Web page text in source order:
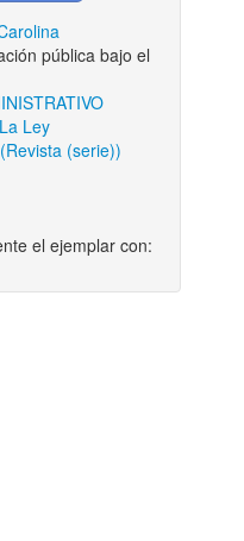
pública bajo el
Ley
(serie))
el ejemplar con: